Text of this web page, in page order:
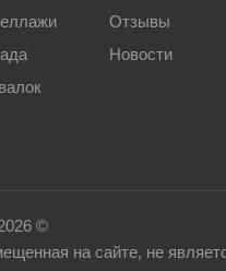
Отзывы
Новости
©
на сайте, не